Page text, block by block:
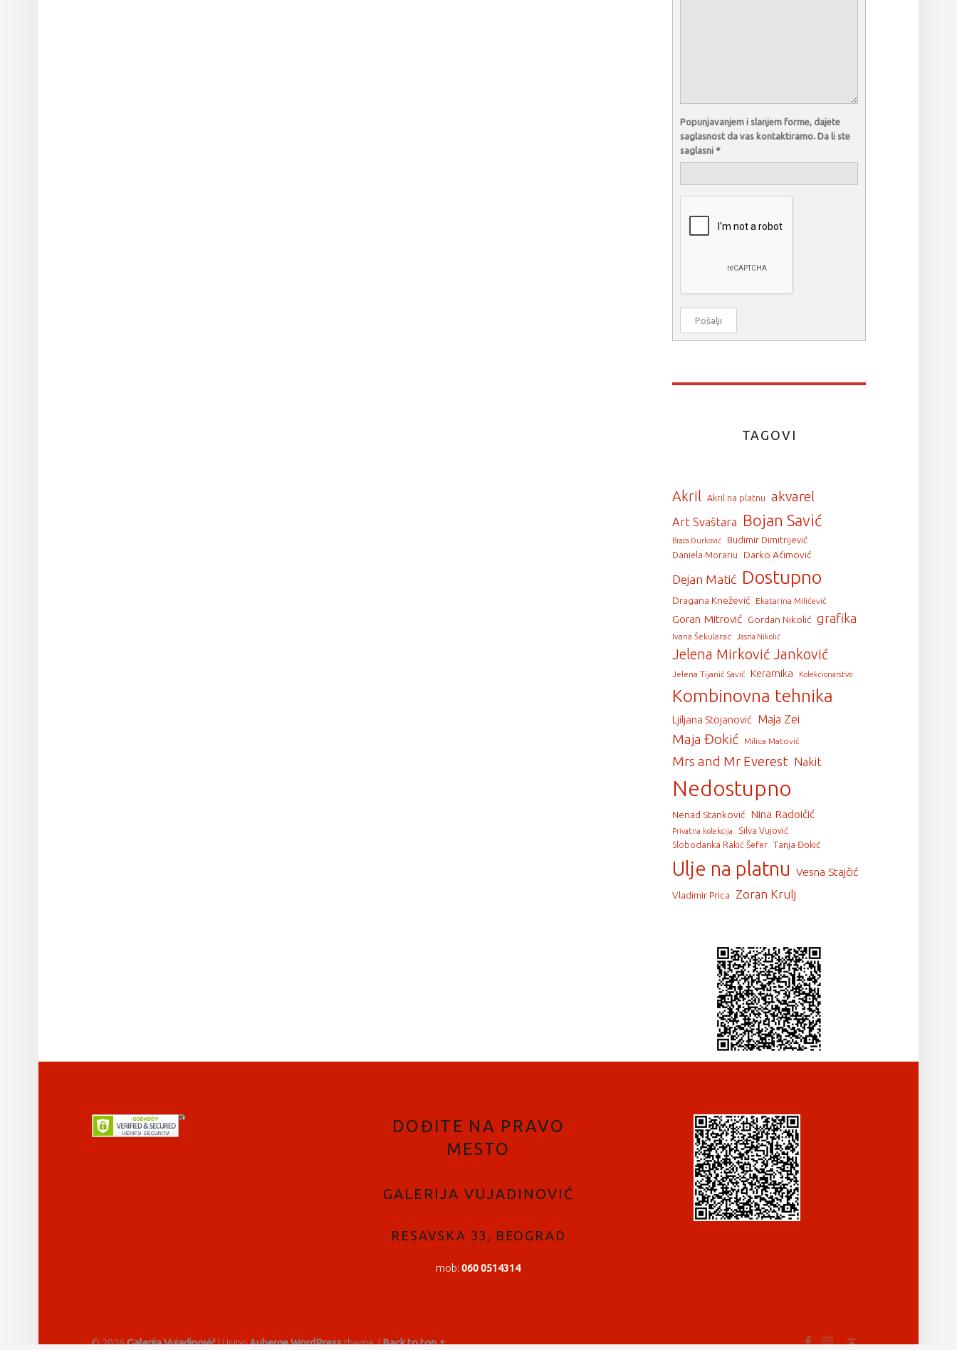
Popunjavanjem i slanjem forme, dajete
saglasnost da vas kontaktiramo. Da li ste
saglasni *
Pošalji
TAGOVI
Akril Akril na platnu akvarel
Art Svaštara Bojan Savić
Braca Đurković Budimir Dimitrijević
Daniela Morariu Darko Aćimović
Dejan Matić Dostupno
Dragana Knežević Ekatarina Milićević
Goran Mitrović Gordan Nikolić grafika
Ivana Šekularac Jasna Nikolić
Jelena Mirković Janković
Jelena Tijanić Savić Keramika Kolekcionarstvo
Kombinovna tehnika
Ljiljana Stojanović Maja Zei
Maja Đokić Milica Matović
Mrs and Mr Everest Nakit
Nedostupno
Nenad Stanković Nina Radoičić
Privatna kolekcija Silva Vujović
Slobodanka Rakić Šefer Tanja Đokić
Ulje na platnu Vesna Stajčić
Vladimir Prica Zoran Krulj
FOOTER SIDEBAR
DOĐITE NA PRAVO
MESTO
GALERIJA VUJADINOVIĆ
RESAVSKA 33, BEOGRAD
mob:060 0514314
© 2026Galerija Vujadinović|UsingAubergeWordPresstheme.|Back to top ↑
Fb In